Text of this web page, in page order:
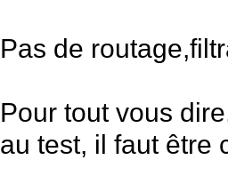
Pas de
Pour tout vous
au test, il faut être